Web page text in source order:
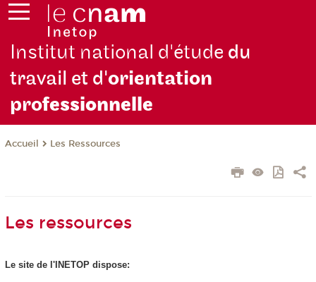
Institut national d'étude du
travail et d'orientation
professionnelle
Accueil Les Ressources
Les ressources
Le site de l'INETOP dispose: